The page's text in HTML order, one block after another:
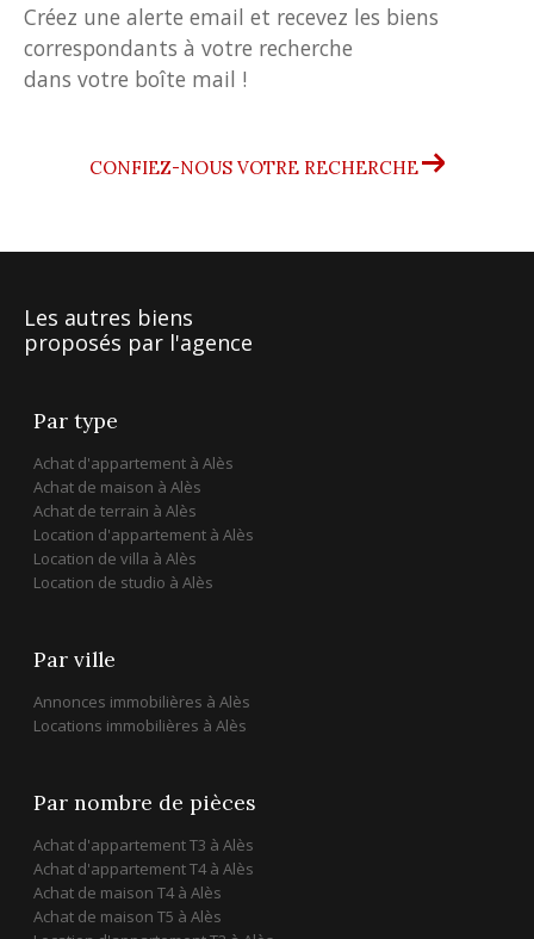
Créez une alerte email et recevez les biens
correspondants à votre recherche
dans votre boîte mail !
CONFIEZ-NOUS VOTRE RECHERCHE
Les autres biens
proposés par l'agence
Par type
Achat d'appartement à Alès
Achat de maison à Alès
Achat de terrain à Alès
Location d'appartement à Alès
Location de villa à Alès
Location de studio à Alès
Par ville
Annonces immobilières à Alès
Locations immobilières à Alès
Par nombre de pièces
Achat d'appartement T3 à Alès
Achat d'appartement T4 à Alès
Achat de maison T4 à Alès
Achat de maison T5 à Alès